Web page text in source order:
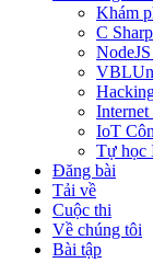
Khám
C
IoT
Tự học
Đăng bài
Tải về
Cuộc thi
Về chúng tôi
Bài tập